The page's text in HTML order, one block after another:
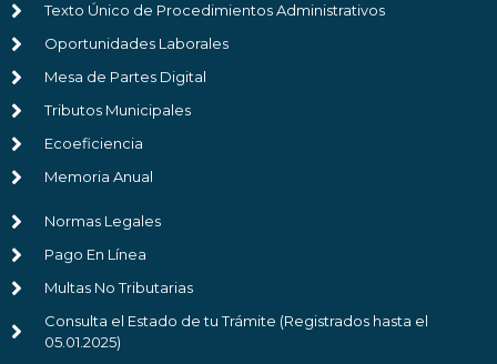
Texto Único de Procedimientos Administrativos
Oportunidades Laborales
Mesa de Partes Digital
Tributos Municipales
Ecoeficiencia
Memoria Anual
Normas Legales
Pago En Línea
Multas No Tributarias
Consulta el Estado de tu Trámite (Registrados hasta el
05.01.2025)